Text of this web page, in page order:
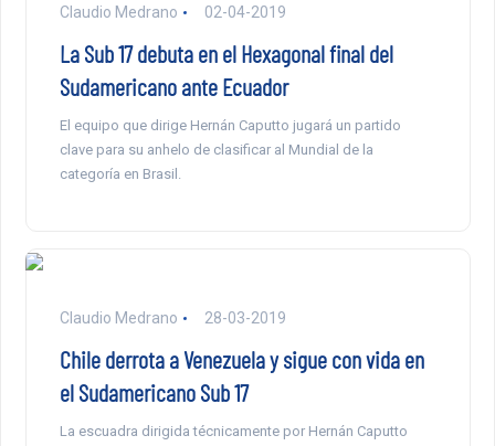
Claudio Medrano 02-04-2019
La Sub 17 debuta en el Hexagonal final del
Sudamericano ante Ecuador
El equipo que dirige Hernán Caputto jugará un partido
clave para su anhelo de clasificar al Mundial de la
categoría en Brasil.
Claudio Medrano 28-03-2019
Chile derrota a Venezuela y sigue con vida en
el Sudamericano Sub 17
La escuadra dirigida técnicamente por Hernán Caputto